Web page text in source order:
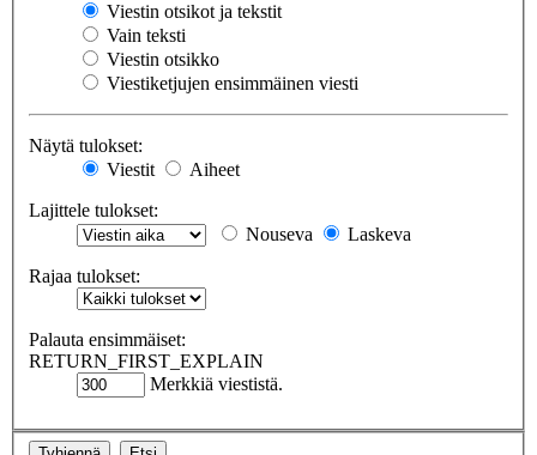
Viestin otsikot ja tekstit
Vain teksti
Viestin otsikko
Viestiketjujen ensimmäinen viesti
Näytä tulokset:
Viestit
Aiheet
Lajittele tulokset:
Nouseva
Laskeva
Rajaa tulokset:
Palauta ensimmäiset:
RETURN_FIRST_EXPLAIN
Merkkiä viestistä.